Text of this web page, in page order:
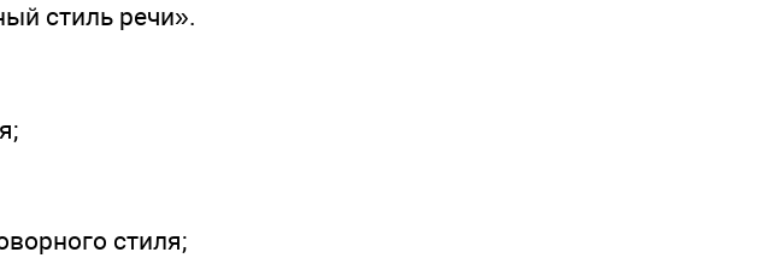
стиль речи».
стиля;